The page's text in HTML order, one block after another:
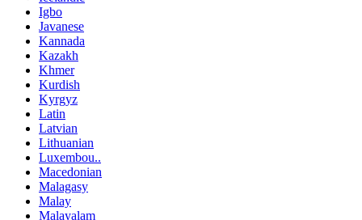
Igbo
Javanese
Kannada
Kazakh
Khmer
Kurdish
Kyrgyz
Latin
Latvian
Lithuanian
Luxembou..
Macedonian
Malagasy
Malay
Malayalam